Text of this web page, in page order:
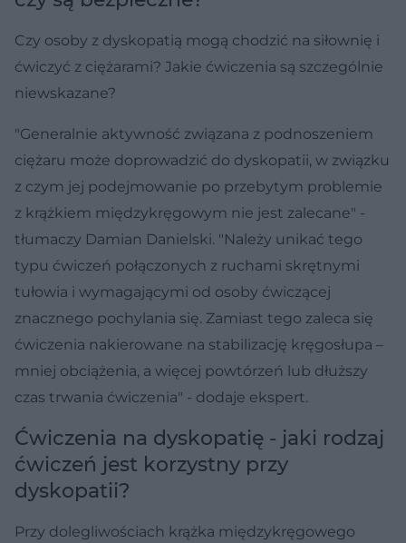
Czy osoby z dyskopatią mogą chodzić na siłownię i
ćwiczyć z ciężarami? Jakie ćwiczenia są szczególnie
niewskazane?
"Generalnie aktywność związana z podnoszeniem
ciężaru może doprowadzić do dyskopatii, w związku
z czym jej podejmowanie po przebytym problemie
z krążkiem międzykręgowym nie jest zalecane" -
tłumaczy Damian Danielski. "Należy unikać tego
typu ćwiczeń połączonych z ruchami skrętnymi
tułowia i wymagającymi od osoby ćwiczącej
znacznego pochylania się. Zamiast tego zaleca się
ćwiczenia nakierowane na stabilizację kręgosłupa –
mniej obciążenia, a więcej powtórzeń lub dłuższy
czas trwania ćwiczenia" - dodaje ekspert.
Ćwiczenia na dyskopatię - jaki rodzaj
ćwiczeń jest korzystny przy
dyskopatii?
Przy dolegliwościach krążka międzykręgowego